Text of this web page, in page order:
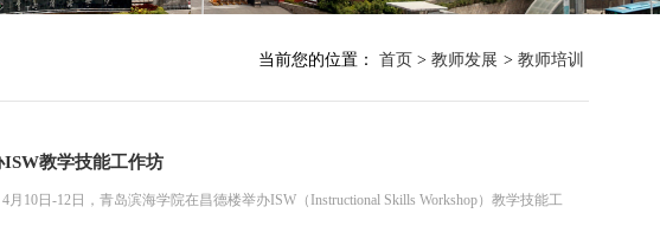
当前您的位置： 首页 > 教师发展 > 教师培训
教学技能工作坊
10日-12日，青岛滨海学院在昌德楼举办ISW（Instructional Skills Workshop）教学技能工